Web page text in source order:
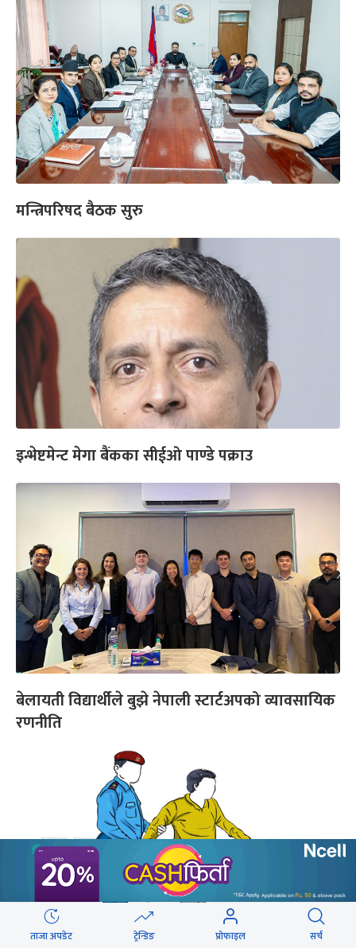
मन्त्रिपरिषद बैठक सुरु
इन्भेष्टमेन्ट मेगा बैंकका सीईओ पाण्डे पक्राउ
बेलायती विद्यार्थीले बुझे नेपाली स्टार्टअपको व्यावसायिक
रणनीति
ताजा अपडेट ट्रेन्डिङ प्रोफाइल सर्च